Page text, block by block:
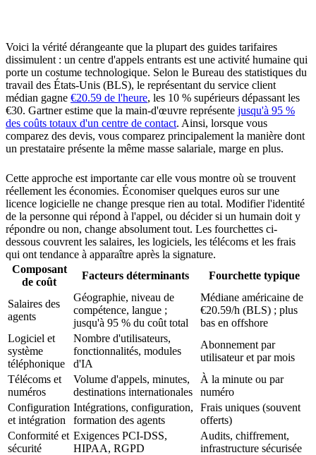
Voici la vérité dérangeante que la plupart des guides tarifaires
dissimulent : un centre d'appels entrants est une activité humaine qui
porte un costume technologique. Selon le Bureau des statistiques du
travail des États-Unis (BLS), le représentant du service client
médian gagne €20.59 de l'heure, les 10 % supérieurs dépassant les
€30. Gartner estime que la main-d'œuvre représente jusqu'à 95 %
des coûts totaux d'un centre de contact. Ainsi, lorsque vous
comparez des devis, vous comparez principalement la manière dont
un prestataire présente la même masse salariale, marge en plus.
Cette approche est importante car elle vous montre où se trouvent
réellement les économies. Économiser quelques euros sur une
licence logicielle ne change presque rien au total. Modifier l'identité
de la personne qui répond à l'appel, ou décider si un humain doit y
répondre ou non, change absolument tout. Les fourchettes ci-
dessous couvrent les salaires, les logiciels, les télécoms et les frais
qui ont tendance à apparaître après la signature.
Composant
de coût
Facteurs déterminants Fourchette typique
Salaires des
agents
Géographie, niveau de
compétence, langue ;
jusqu'à 95 % du coût total
Médiane américaine de
€20.59/h (BLS) ; plus
bas en offshore
Logiciel et
système
téléphonique
Nombre d'utilisateurs,
fonctionnalités, modules
d'IA
Abonnement par
utilisateur et par mois
Télécoms et
numéros
Volume d'appels, minutes,
destinations internationales
À la minute ou par
numéro
Configuration
et intégration
Intégrations, configuration,
formation des agents
Frais uniques (souvent
offerts)
Conformité et
sécurité
Exigences PCI-DSS,
HIPAA, RGPD
Audits, chiffrement,
infrastructure sécurisée